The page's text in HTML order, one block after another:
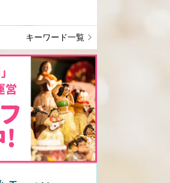
キーワード一覧